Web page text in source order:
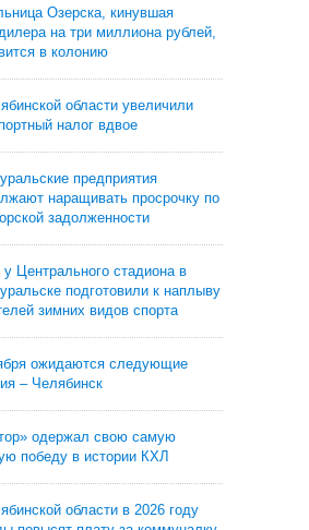
Озерска, кинувшая
на три миллиона рублей,
в колонию
области увеличили
налог вдвое
предприятия
наращивать просрочку по
задолженности
у Центрального стадиона в
подготовили к наплыву
зимних видов спорта
ожидаются следующие
– Челябинск
одержал свою самую
победу в истории КХЛ
области в 2026 году